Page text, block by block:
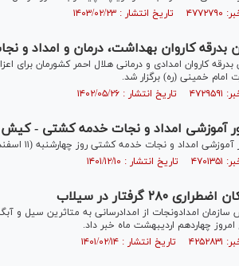
: ۱۴۰۳/۰۲/۲۳
بدرقه کاروان بهداشت، درمان و امداد و
امام خمینی (ره) برگزار شد.
: ۱۴۰۲/۰۵/۲۶
آموزشی امداد و نجات خدمه کشتی - کیش
امداد و نجات خدمه کشتی روز چهارشنبه (۱۱ اسفند) در جزیره کیش برگزار شد.
: ۱۴۰۱/۱۲/۱۰
۲۸۰ گرفتار در سیلاب
چهاردهم اردیبهشت ماه خبر داد.
: ۱۴۰۱/۰۲/۱۴